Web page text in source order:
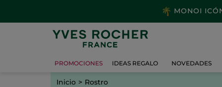
MONOI
PROMOCIONES IDEAS REGALO NOVEDADES
Inicio Rostro